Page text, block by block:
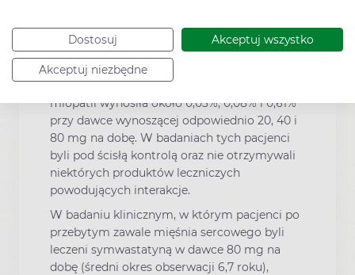
Dostosuj Akceptuj wszystko
Akceptuj niezbędne
pacjentów było leczonych symwastatyną, 24
747 z nich (około 60%) włączono do badań ze
średnim czasem obserwacji wynoszącym co
najmniej 4 lata, częstość występowania
miopatii wynosiła około 0,03%, 0,08% i 0,61%
przy dawce wynoszącej odpowiednio 20, 40 i
80 mg na dobę. W badaniach tych pacjenci
byli pod ścisłą kontrolą oraz nie otrzymywali
niektórych produktów leczniczych
powodujących interakcje.
W badaniu klinicznym, w którym pacjenci po
przebytym zawale mięśnia sercowego byli
leczeni symwastatyną w dawce 80 mg na
dobę (średni okres obserwacji 6,7 roku),